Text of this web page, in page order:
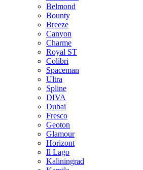
Belmond
Bounty
Breeze
Canуon
Charme
Royal ST
Colibri
Spaceman
Ultra
Spline
DIVA
Dubai
Fresco
Geoton
Glamour
Horizont
Il Lago
Kaliningrad